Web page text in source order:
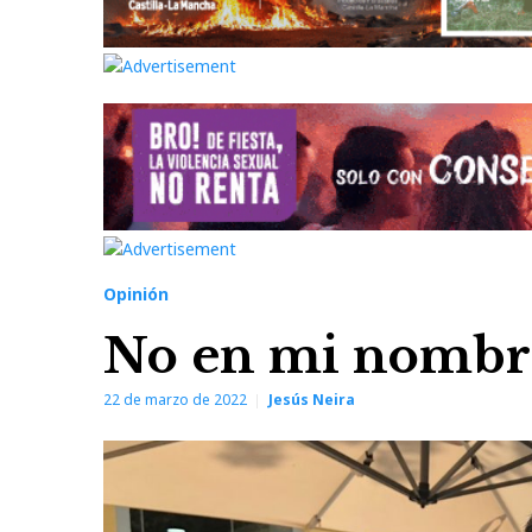
Opinión
No en mi
22 de marzo de 2022 Jesús Neira